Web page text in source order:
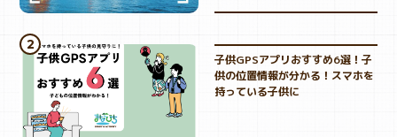
子供GPSアプリおすすめ6選！子
供の位置情報が分かる！スマホを
持っている子供に